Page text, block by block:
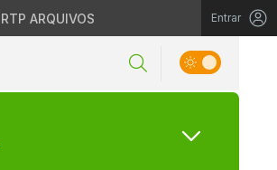
RTP ARQUIVOS Entrar